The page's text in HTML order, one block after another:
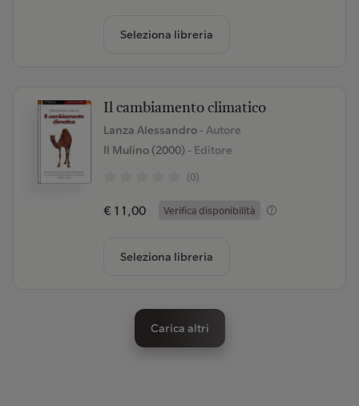
Seleziona libreria
Il cambiamento climatico
Lanza Alessandro - Autore
Il Mulino (2000)- Editore
(0)
€ 11,00 Verifica disponibilità
Seleziona libreria
Carica altri